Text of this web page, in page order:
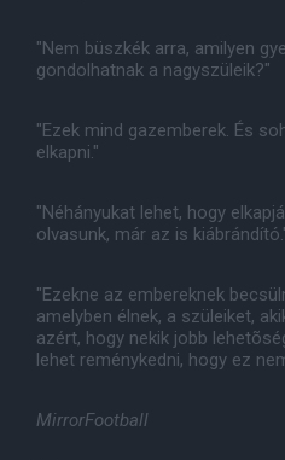
"Nem büszkék arra, amilyen
gondolhatnak a nagyszüleik?"
"Ezek mind gazemberek. És
elkapni."
"Néhányukat lehet, hogy
olvasunk, már az is
"Ezekne az embereknek
amelyben élnek, a szüleiket,
azért, hogy nekik jobb
lehet reménykedni, hogy ez
MirrorFootball